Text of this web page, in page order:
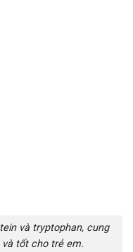
và tryptophan, cung
tốt cho trẻ em.